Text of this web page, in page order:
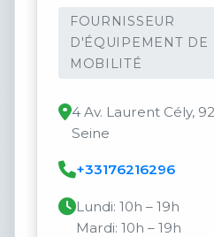
FOURNISSEUR
D'ÉQUIPEMENT DE
MOBILITÉ
4 Av. Laurent Cély,
Seine
+33176216296
Lundi: 10h – 19h
Mardi: 10h – 19h